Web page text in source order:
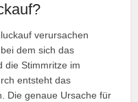
verursachen
dem sich das
die Stimmritze im
entsteht das
Die genaue Ursache für